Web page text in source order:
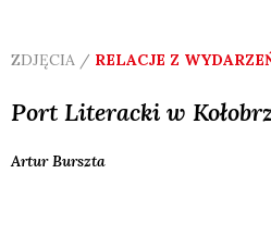
ZDJĘCIA / RELACJE Z
Port Literacki w
ArturBurszta